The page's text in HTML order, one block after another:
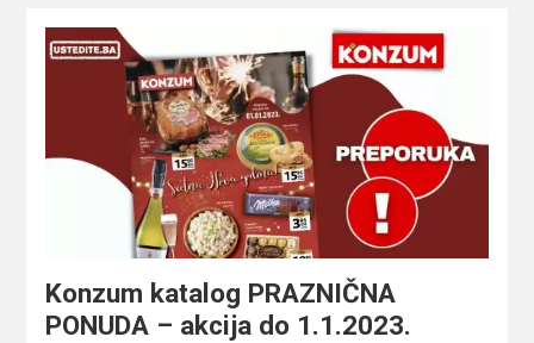
Konzum katalog PRAZNIČNA
PONUDA – akcija do 1.1.2023.